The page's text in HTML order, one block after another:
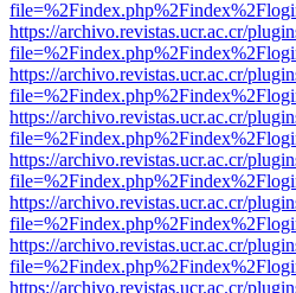
https://archivo.revistas.ucr.ac.cr/
https://archivo.revistas.ucr.ac.cr/
https://archivo.revistas.ucr.ac.cr/
https://archivo.revistas.ucr.ac.cr/
https://archivo.revistas.ucr.ac.cr/
https://archivo.revistas.ucr.ac.cr/
https://archivo.revistas.ucr.ac.cr/